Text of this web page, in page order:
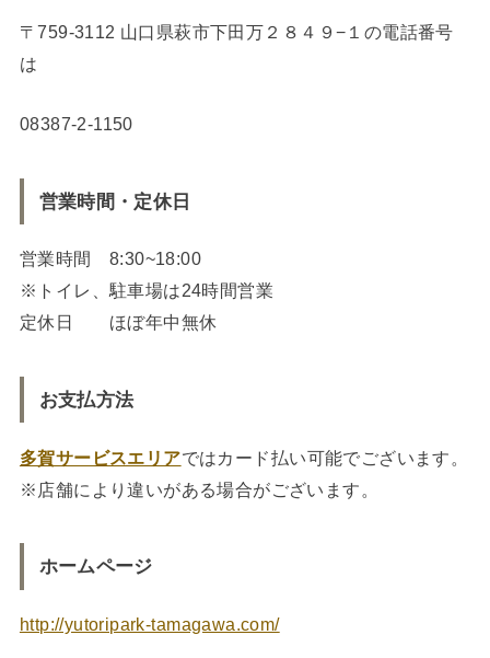
〒759-3112 山口県萩市下田万２８４９−１の電話番号
は
08387-2-1150
営業時間・定休日
営業時間 8:30~18:00
※トイレ、駐車場は24時間営業
定休日 ほぼ年中無休
お支払方法
多賀サービスエリアではカード払い可能でございます。
※店舗により違いがある場合がございます。
ホームページ
http://yutoripark-tamagawa.com/